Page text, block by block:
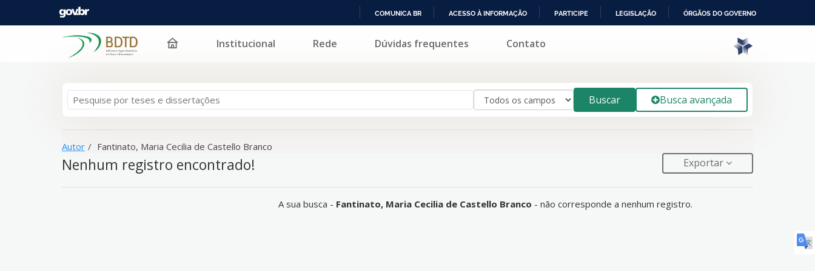
PARA
COMUNICA BR ACESSO À INFORMAÇÃO PARTICIPE LEGISLAÇÃO ÓRGÃOS DO GOVERNO
Fantinato, Maria Cecilia de Castello Branco- não corresponde a nenhum registro.
Pular para o conteúdo Institucional Rede Dúvidas frequentes Contato
Buscar Busca avançada
Autor Fantinato, Maria Cecilia de Castello Branco
Nenhum registro encontrado! Exportar
A sua busca - Fantinato, Maria Cecilia de Castello Branco - não corresponde a nenhum registro.